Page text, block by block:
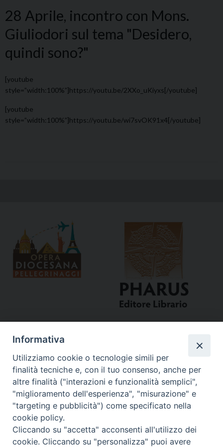
28 Aprile, incontro con Mons.
Giuliodori sul tema "Desidero,
quindi sono?"
[youtube
style=”width:100%”]https://youtu.be/2XXo_uKiyxs[/youtube]
[youtube
style=”width:100%”]https://youtu.be/wi7svOK91x4[/youtube]
Curia
Via del Seminario, 61 - 57122 Livorno LI
Tel. 0586 276211
Informativa
Utilizziamo cookie o tecnologie simili per
finalità tecniche e, con il tuo consenso, anche per
altre finalità ("interazioni e funzionalità semplici",
"miglioramento dell'esperienza", "misurazione" e
"targeting e pubblicità") come specificato nella
cookie policy.
Cliccando su "accetta" acconsenti all'utilizzo dei
cookie. Cliccando su "personalizza" puoi avere